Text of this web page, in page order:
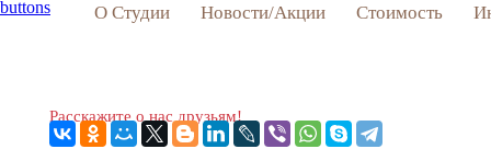
О Студии Новости/Акции Стоимость
Расскажите о нас друзьям!